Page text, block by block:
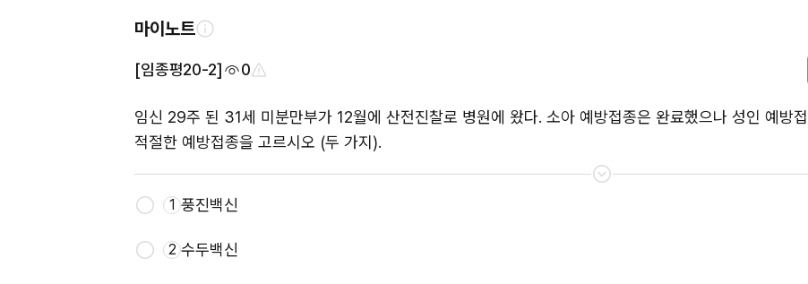
마이노트
[임종평20-2] 0
임신 29주 된 31세 미분만부가 12월에 산전진찰로 병원에 왔다. 소아 예방접종은 완료했으나 성인 예방
적절한 예방접종을 고르시오 (두 가지).
1 풍진백신
2 수두백신